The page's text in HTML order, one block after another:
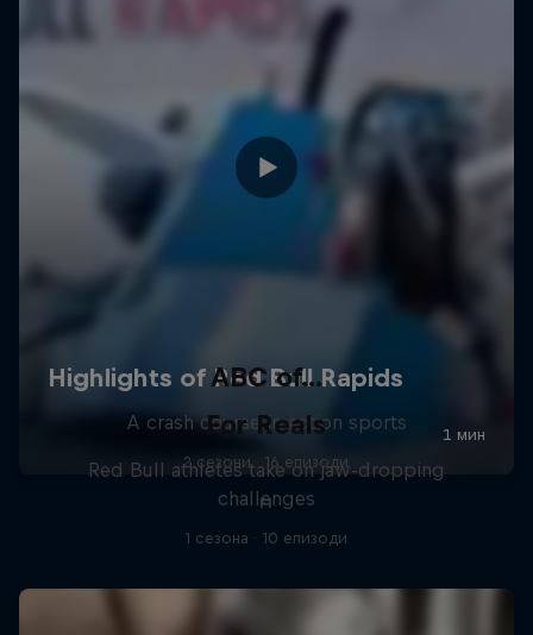
ABC of...
A crash course in action sports
2 сезони · 16 епизоди
F1
For Reals
Red Bull athletes take on jaw-dropping
challenges
1 сезона · 10 епизоди